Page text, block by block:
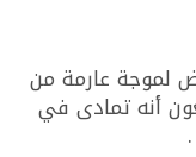
لموجة عارمة من
أنه تمادى في